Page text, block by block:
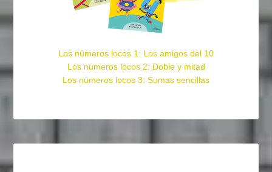
Los números locos 1: Los amigos del 10
Los números locos 2: Doble y mitad
Los números locos 3: Sumas sencillas